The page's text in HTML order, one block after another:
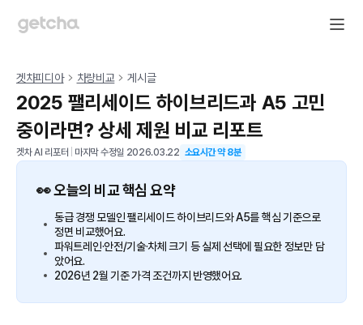
겟차피디아 차량비교 게시글
2025 팰리세이드 하이브리드과 A5 고민
중이라면? 상세 제원 비교 리포트
겟차 AI 리포터 마지막 수정일 2026.03.22 소요시간 약8분
👀 오늘의 비교 핵심 요약
동급 경쟁 모델인 팰리세이드 하이브리드와 A5를 핵심 기준으로
정면 비교했어요.
파워트레인·안전/기술·차체 크기 등 실제 선택에 필요한 정보만 담
았어요.
2026년 2월 기준 가격 조건까지 반영했어요.